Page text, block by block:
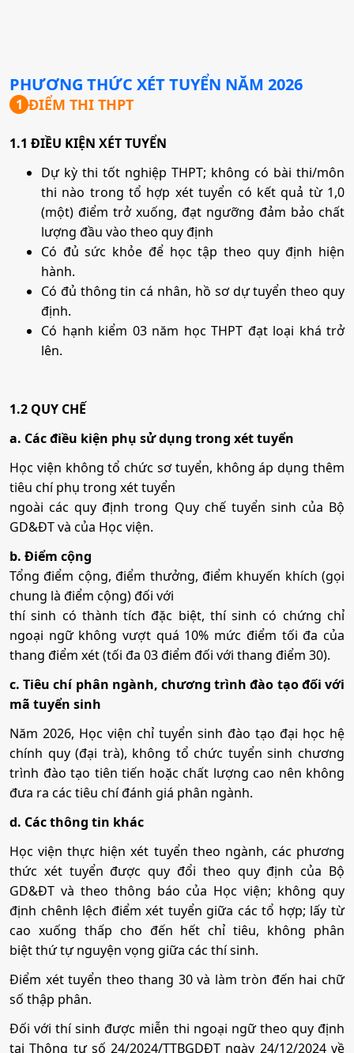
PHƯƠNG THỨC XÉT TUYỂN NĂM 2026
1 ĐIỂM THI THPT
1.1 ĐIỀU KIỆN XÉT TUYỂN
Dự kỳ thi tốt nghiệp THPT; không có bài thi/môn
thi nào trong tổ hợp xét tuyển có kết quả từ 1,0
(một) điểm trở xuống, đạt ngưỡng đảm bảo chất
lượng đầu vào theo quy định
Có đủ sức khỏe để học tập theo quy định hiện
hành.
Có đủ thông tin cá nhân, hồ sơ dự tuyển theo quy
định.
Có hạnh kiểm 03 năm học THPT đạt loại khá trở
lên.
1.2 QUY CHẾ
a. Các điều kiện phụ sử dụng trong xét tuyển
Học viện không tổ chức sơ tuyển, không áp dụng thêm
tiêu chí phụ trong xét tuyển
ngoài các quy định trong Quy chế tuyển sinh của Bộ
GD&ĐT và của Học viện.
b. Điểm cộng
Tổng điểm cộng, điểm thưởng, điểm khuyến khích (gọi
chung là điểm cộng) đối với
thí sinh có thành tích đặc biệt, thí sinh có chứng chỉ
ngoại ngữ không vượt quá 10% mức điểm tối đa của
thang điểm xét (tối đa 03 điểm đối với thang điểm 30).
c. Tiêu chí phân ngành, chương trình đào tạo đối với
mã tuyển sinh
Năm 2026, Học viện chỉ tuyển sinh đào tạo đại học hệ
chính quy (đại trà), không tổ chức tuyển sinh chương
trình đào tạo tiên tiến hoặc chất lượng cao nên không
đưa ra các tiêu chí đánh giá phân ngành.
d. Các thông tin khác
Học viện thực hiện xét tuyển theo ngành, các phương
thức xét tuyển được quy đổi theo quy định của Bộ
GD&ĐT và theo thông báo của Học viện; không quy
định chênh lệch điểm xét tuyển giữa các tổ hợp; lấy từ
cao xuống thấp cho đến hết chỉ tiêu, không phân
biệt thứ tự nguyện vọng giữa các thí sinh.
Điểm xét tuyển theo thang 30 và làm tròn đến hai chữ
số thập phân.
Đối với thí sinh được miễn thi ngoại ngữ theo quy định
tại Thông tư số 24/2024/TTBGDĐT ngày 24/12/2024 về